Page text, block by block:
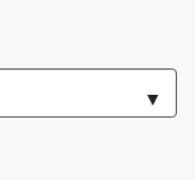
▼